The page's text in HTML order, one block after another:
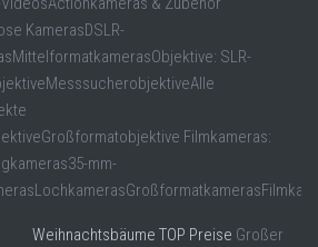
KamerasDSLR-
SLR-
Filmkameras:
mm-
Weihnachtsbäume TOP Preise Großer